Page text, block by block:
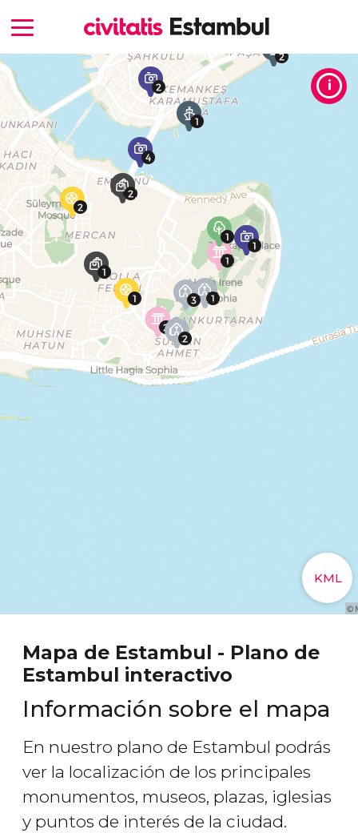
Mapa de Estambul - Plano de
Estambul interactivo
Información sobre el mapa
En nuestro plano de Estambul podrás
ver la localización de los principales
monumentos, museos, plazas, iglesias
y puntos de interés de la ciudad.